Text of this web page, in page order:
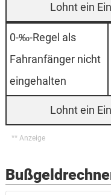
0-‰-Regel als
Fahran­fänger nicht
einge­halten